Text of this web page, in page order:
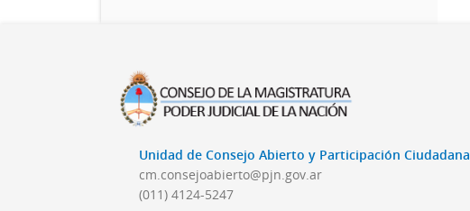
Unidad de Consejo Abierto y Participación Ciudadana
cm.consejoabierto@pjn.gov.ar
(011) 4124-5247